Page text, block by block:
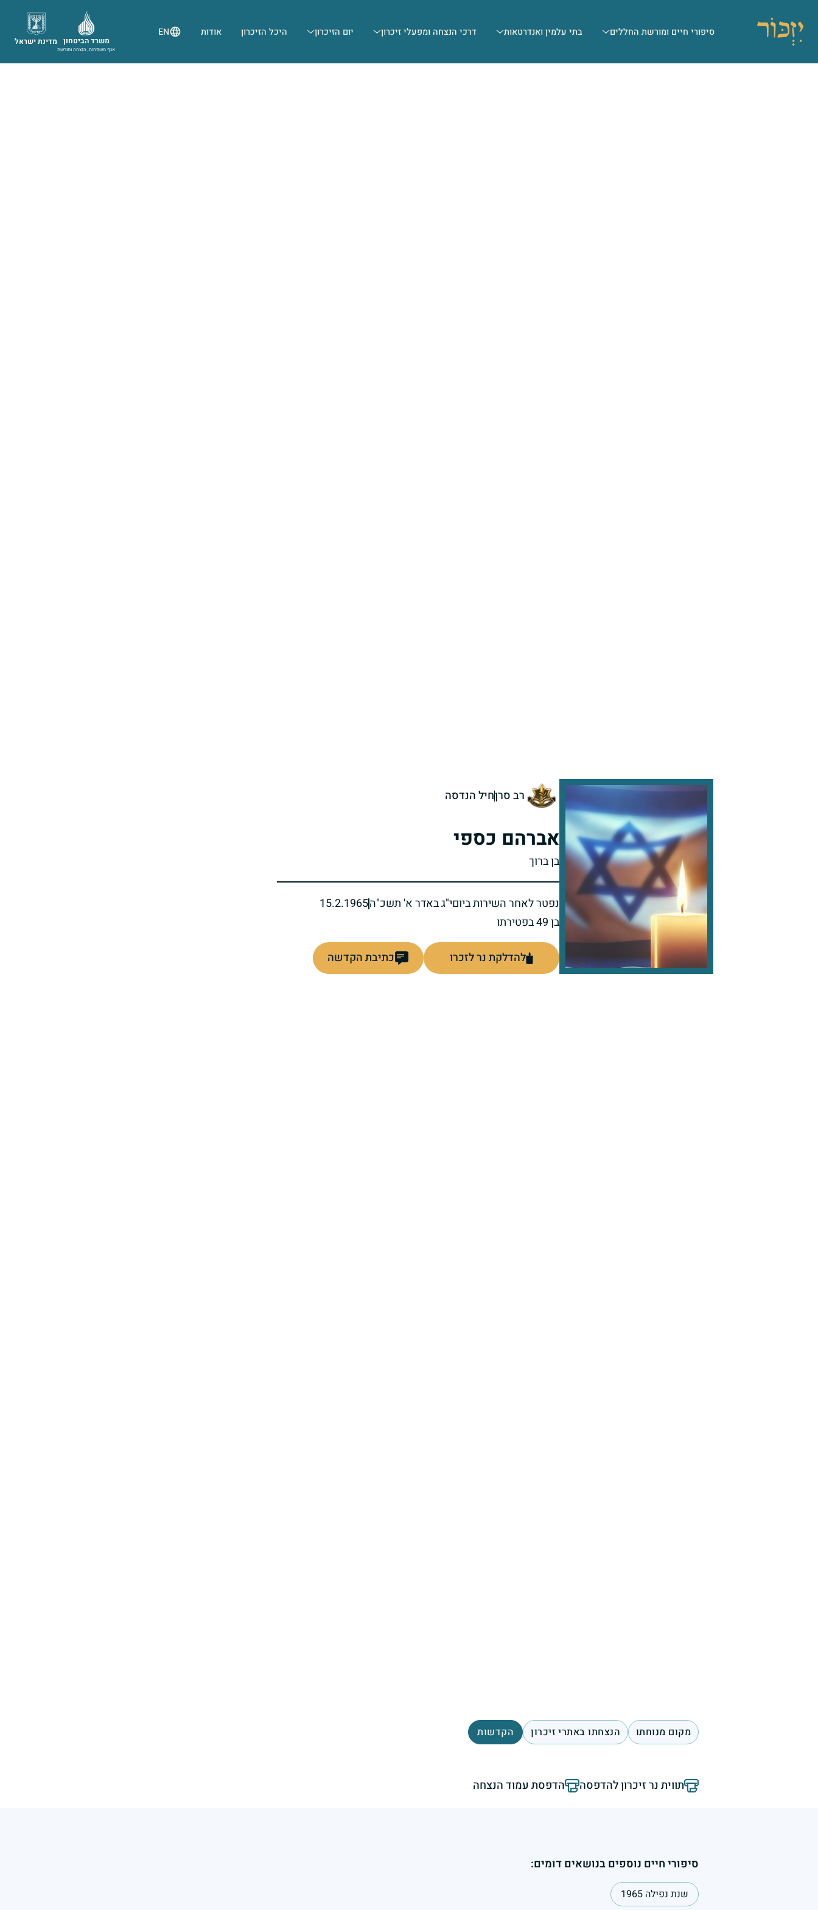
סיפורי חיים ומורשת החללים בתי עלמין ואנדרטאות דרכי הנצחה ומפעלי זיכרון יום הזיכרון היכל הזיכרון אודות EN
מדינת ישראל משרד הביטחון
אגף משפחות, הנצחה ומורשת
רב סרןחיל הנדסה
אברהם כספי
בן ברוך
נפטר לאחר השירות ביוםי"ג באדר א' תשכ"ה15.2.1965
בן 49 בפטירתו
להדלקת נר לזכרו כתיבת הקדשה
מקום מנוחתו הנצחתו באתרי זיכרון הקדשות
תווית נר זיכרון להדפסה הדפסת עמוד הנצחה
סיפורי חיים נוספים בנושאים דומים:
שנת נפילה 1965